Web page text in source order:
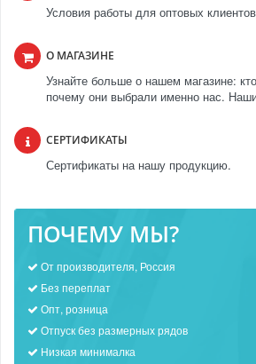
Условия работы для оптовых
О МАГАЗИНЕ
Узнайте больше о нашем магазине:
почему они выбрали именно нас.
СЕРТИФИКАТЫ
Сертификаты на нашу продукцию.
ПОЧЕМУ МЫ?
От производителя, Россия
Без переплат
Опт, розница
Отпуск без размерных рядов
Низкая минималка